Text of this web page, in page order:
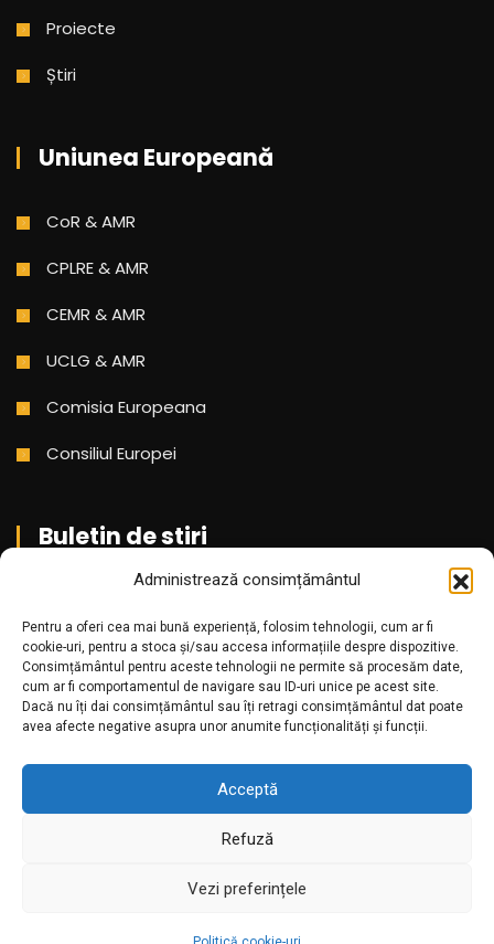
Administrează consimțământul
Pentru a oferi cea mai bună experiență, folosim tehnologii, cum ar fi
cookie-uri, pentru a stoca și/sau accesa informațiile despre dispozitive.
Consimțământul pentru aceste tehnologii ne permite să procesăm date,
cum ar fi comportamentul de navigare sau ID-uri unice pe acest site.
Dacă nu îți dai consimțământul sau îți retragi consimțământul dat poate
avea afecte negative asupra unor anumite funcționalități și funcții.
Acceptă
Refuză
Vezi preferințele
Proiecte
Știri
Uniunea Europeană
CoR & AMR
CPLRE & AMR
CEMR & AMR
UCLG & AMR
Comisia Europeana
Consiliul Europei
Buletin de stiri
Aboneaza-te pentru a primi cele mai noi stiri din partea
noastra!